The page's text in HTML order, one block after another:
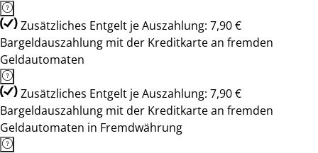
Zusätzliches Entgelt je Auszahlung: 7,90 €
Bargeldauszahlung mit der Kreditkarte an fremden
Geldautomaten
Zusätzliches Entgelt je Auszahlung: 7,90 €
Bargeldauszahlung mit der Kreditkarte an fremden
Geldautomaten in Fremdwährung